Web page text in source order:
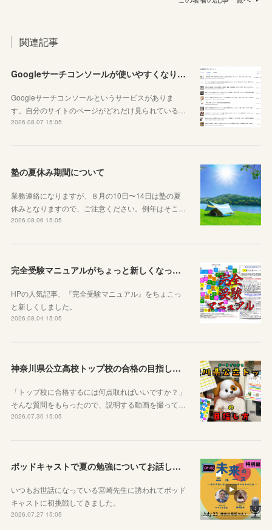
関連記事
Googleサーチコンソールが使いやすくなりました！YouTubeも見れるように！
Googleサーチコンソールというサービスがありま
す。自分のサイトのページがどれだけ見られている…
2026.08.07 15:05
塾の夏休み期間について
業務連絡になりますが、８月の10日〜14日は塾の夏
休みとなりますので、ご注意ください。例年はそこ…
2026.08.06 15:05
完全受験マニュアルがちょっと新しくなったよ！
HPの人気記事、『完全受験マニュアル』をちょこっ
と新しくしました。
2026.08.04 15:05
神奈川県公立高校トップ校の合格の目指し方について動画をアップしました
「トップ校に合格するには何点取ればいいですか？」
そんな質問をもらったので、説明する動画を撮って…
2026.07.30 15:05
ポッドキャストで夏の勉強についてお話ししています！
いつもお世話になっている宮崎先生に誘われてポッド
キャストに初挑戦してきました。
2026.07.27 15:05